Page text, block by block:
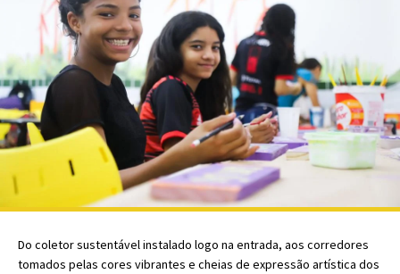
Do coletor sustentável instalado logo na entrada, aos corredores
tomados pelas cores vibrantes e cheias de expressão artística dos